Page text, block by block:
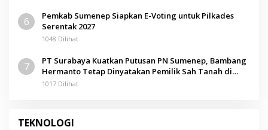
6
Pemkab Sumenep Siapkan E-Voting untuk Pilkades
Serentak 2027
1048 Dilihat
7
PT Surabaya Kuatkan Putusan PN Sumenep, Bambang
Hermanto Tetap Dinyatakan Pemilik Sah Tanah di
Pamolokan
1017 Dilihat
TEKNOLOGI